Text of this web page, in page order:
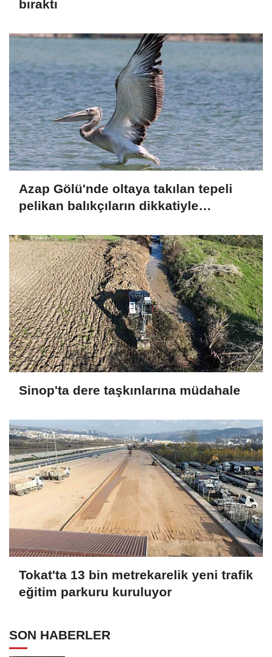
bıraktı
Azap Gölü'nde oltaya takılan tepeli
pelikan balıkçıların dikkatiyle
Sinop'ta dere taşkınlarına müdahale
Tokat'ta 13 bin metrekarelik yeni trafik
eğitim parkuru kuruluyor
SON HABERLER